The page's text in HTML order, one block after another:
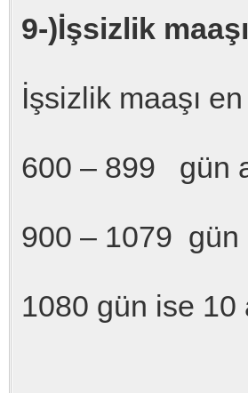
9-)İşsizlik
İşsizlik maaşı
600 – 899 gün
900 – 1079 gün
1080 gün ise 10